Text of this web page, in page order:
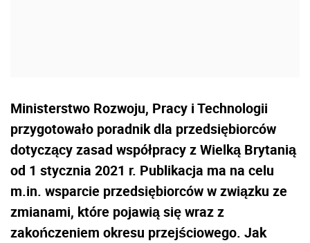
Ministerstwo Rozwoju, Pracy i Technologii
przygotowało poradnik dla przedsiębiorców
dotyczący zasad współpracy z Wielką Brytanią
od 1 stycznia 2021 r. Publikacja ma na celu
m.in. wsparcie przedsiębiorców w związku ze
zmianami, które pojawią się wraz z
zakończeniem okresu przejściowego. Jak